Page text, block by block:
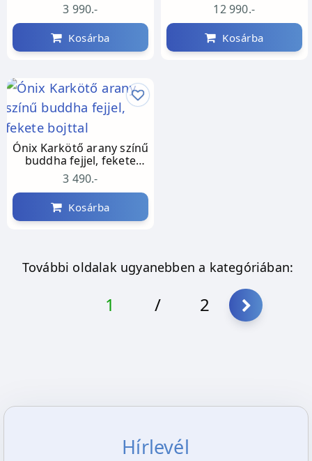
3 990.-
Kosárba
12 990.-
Kosárba
Ónix Karkötő arany színű
buddha fejjel, fekete
bojttal
3 490.-
Kosárba
További oldalak ugyanebben a kategóriában:
1 / 2
Hírlevél